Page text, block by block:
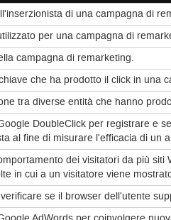
di una campagna di
per una campagna di
campagna di remarketing.
che ha prodotto il click in una
tra diverse entità che hanno
DoubleClick per registrare e
al fine di misurare l'efficacia di
dei visitatori da più
in cui a un visitatore viene
se il browser dell'utente